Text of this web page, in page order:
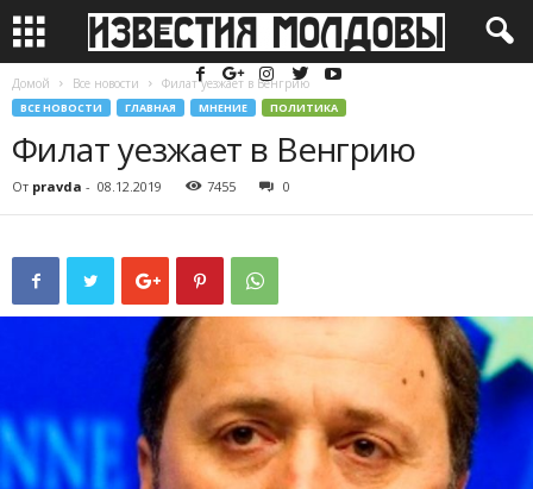
Домой Все новости Филат уезжает в Венгрию
ВСЕ НОВОСТИ ГЛАВНАЯ МНЕНИЕ ПОЛИТИКА
Филат уезжает в Венгрию
От pravda - 08.12.2019 7455 0